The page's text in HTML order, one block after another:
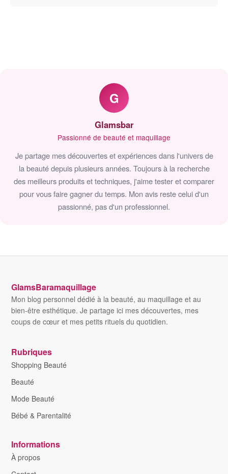
G
Glamsbar
Passionné de beauté et maquillage
Je partage mes découvertes et expériences dans l'univers de
la beauté depuis plusieurs années. Toujours à la recherche
des meilleurs produits et techniques, j'aime tester et comparer
pour vous faire gagner du temps. Mon avis reste celui d'un
passionné, pas d'un professionnel.
GlamsBaramaquillage
Mon blog personnel dédié à la beauté, au maquillage et au
bien-être esthétique. Je partage ici mes découvertes, mes
coups de cœur et mes petits rituels du quotidien.
Rubriques
Shopping Beauté
Beauté
Mode Beauté
Bébé & Parentalité
Informations
À propos